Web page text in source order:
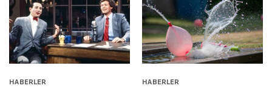
HABERLER HABERLER